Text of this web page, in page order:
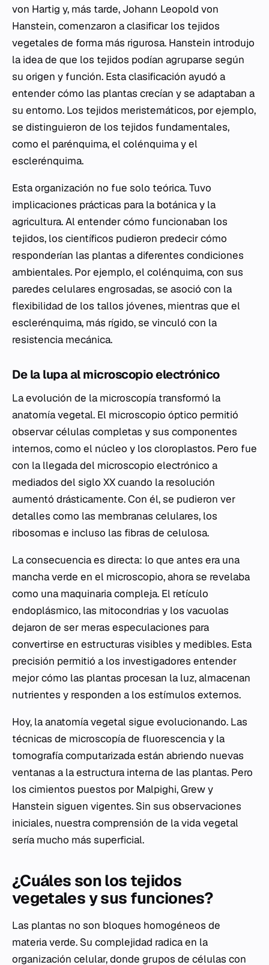
von Hartig y, más tarde, Johann Leopold von
Hanstein, comenzaron a clasificar los tejidos
vegetales de forma más rigurosa. Hanstein introdujo
la idea de que los tejidos podían agruparse según
su origen y función. Esta clasificación ayudó a
entender cómo las plantas crecían y se adaptaban a
su entorno. Los tejidos meristemáticos, por ejemplo,
se distinguieron de los tejidos fundamentales,
como el parénquima, el colénquima y el
esclerénquima.
Esta organización no fue solo teórica. Tuvo
implicaciones prácticas para la botánica y la
agricultura. Al entender cómo funcionaban los
tejidos, los científicos pudieron predecir cómo
responderían las plantas a diferentes condiciones
ambientales. Por ejemplo, el colénquima, con sus
paredes celulares engrosadas, se asoció con la
flexibilidad de los tallos jóvenes, mientras que el
esclerénquima, más rígido, se vinculó con la
resistencia mecánica.
De la lupa al microscopio electrónico
La evolución de la microscopía transformó la
anatomía vegetal. El microscopio óptico permitió
observar células completas y sus componentes
internos, como el núcleo y los cloroplastos. Pero fue
con la llegada del microscopio electrónico a
mediados del siglo XX cuando la resolución
aumentó drásticamente. Con él, se pudieron ver
detalles como las membranas celulares, los
ribosomas e incluso las fibras de celulosa.
La consecuencia es directa: lo que antes era una
mancha verde en el microscopio, ahora se revelaba
como una maquinaria compleja. El retículo
endoplásmico, las mitocondrias y los vacuolas
dejaron de ser meras especulaciones para
convertirse en estructuras visibles y medibles. Esta
precisión permitió a los investigadores entender
mejor cómo las plantas procesan la luz, almacenan
nutrientes y responden a los estímulos externos.
Hoy, la anatomía vegetal sigue evolucionando. Las
técnicas de microscopía de fluorescencia y la
tomografía computarizada están abriendo nuevas
ventanas a la estructura interna de las plantas. Pero
los cimientos puestos por Malpighi, Grew y
Hanstein siguen vigentes. Sin sus observaciones
iniciales, nuestra comprensión de la vida vegetal
sería mucho más superficial.
¿Cuáles son los tejidos
vegetales y sus funciones?
Las plantas no son bloques homogéneos de
materia verde. Su complejidad radica en la
organización celular, donde grupos de células con